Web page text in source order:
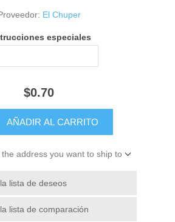
El Chuper
especiales
$0.70
address you want to ship to